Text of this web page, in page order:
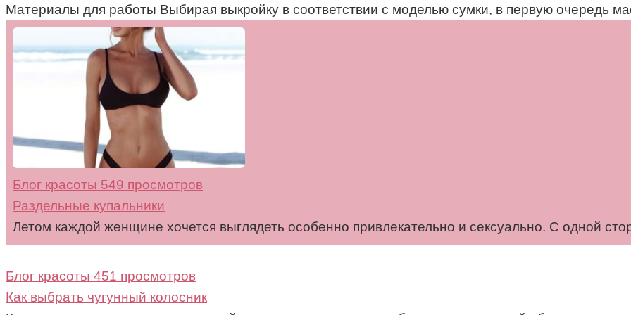
Материалы для работы Выбирая выкройку в соответствии с моделью сумки, в первую очередь
Блог красоты 549 просмотров
Раздельные купальники
Летом каждой женщине хочется выглядеть особенно привлекательно и сексуально. С одной
Блог красоты 451 просмотров
Как выбрать чугунный колосник